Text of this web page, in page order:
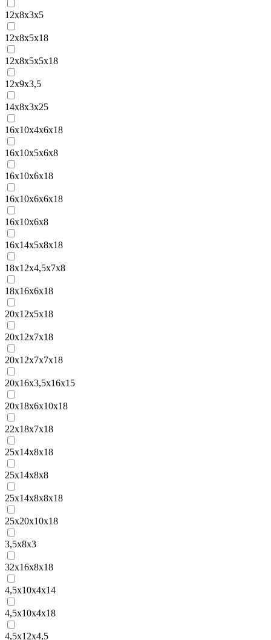
12x8x3x5
12x8x5x18
12x8x5x5x18
12x9x3,5
14x8x3x25
16x10x4x6x18
16x10x5x6x8
16x10x6x18
16x10x6x6x18
16x10x6x8
16x14x5x8x18
18x12x4,5x7x8
18x16x6x18
20x12x5x18
20x12x7x18
20x12x7x7x18
20x16x3,5x16x15
20x18x6x10x18
22x18x7x18
25x14x8x18
25x14x8x8
25x14x8x8x18
25x20x10x18
3,5x8x3
32x16x8x18
4,5x10x4x14
4,5x10x4x18
4,5x12x4,5